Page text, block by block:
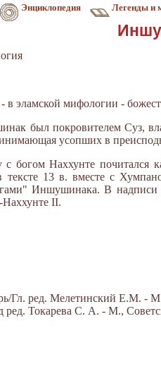
Энциклопедия Легенды и
эламской мифологии -
был покровителем Суз,
усопших в
богом Наххунте почитался
тексте 13 в. вместе с
Иншушинака. В надписи
II.
Гл. ред. Мелетинский Е.М. -
Токарева С. А. - М.,